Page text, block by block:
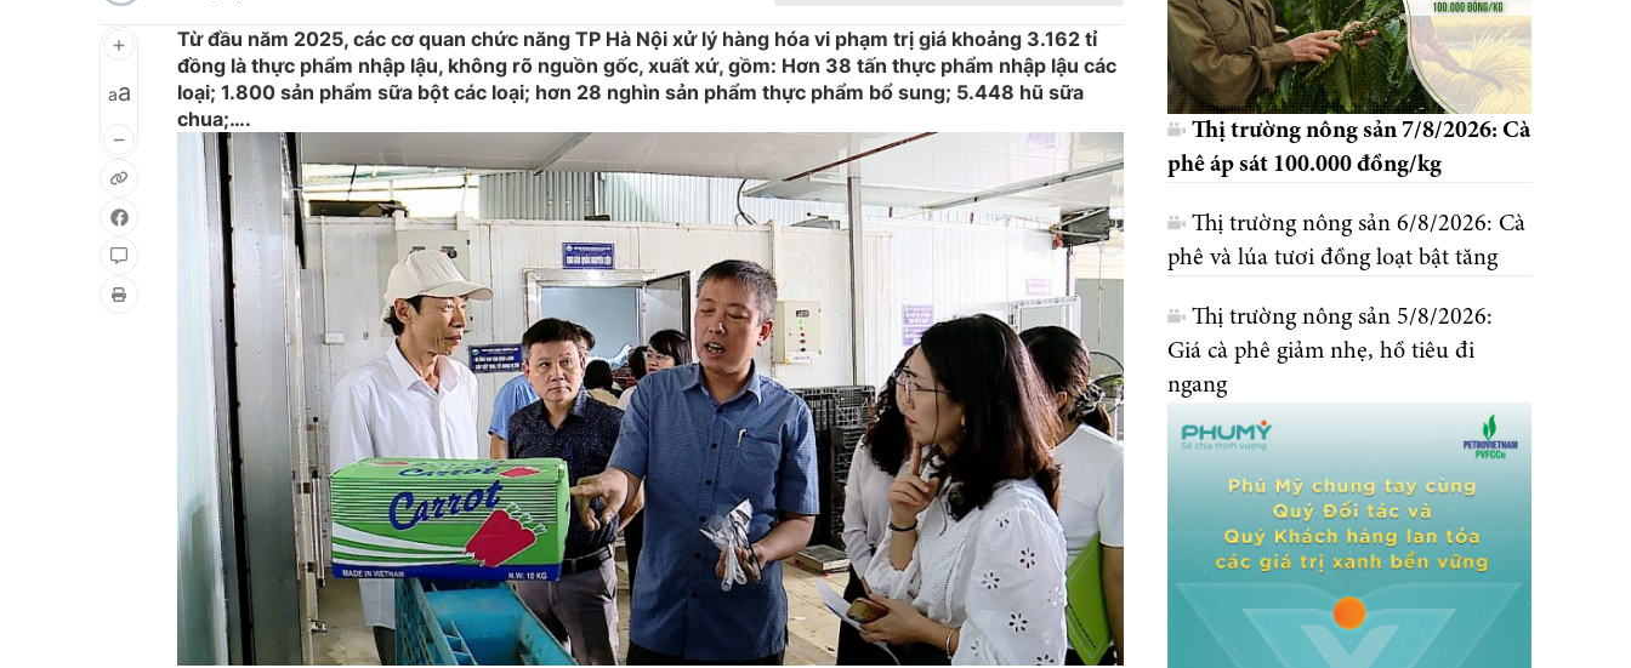
aa
Từ đầu năm 2025, các cơ quan chức năng TP Hà Nội xử lý hàng hóa vi phạm trị giá khoảng 3.162 tỉ
đồng là thực phẩm nhập lậu, không rõ nguồn gốc, xuất xứ, gồm: Hơn 38 tấn thực phẩm nhập lậu các
loại; 1.800 sản phẩm sữa bột các loại; hơn 28 nghìn sản phẩm thực phẩm bổ sung; 5.448 hũ sữa
chua;….
Thị trường nông sản 7/8/2026: Cà
phê áp sát 100.000 đồng/kg
Thị trường nông sản 6/8/2026: Cà
phê và lúa tươi đồng loạt bật tăng
Thị trường nông sản 5/8/2026:
Giá cà phê giảm nhẹ, hồ tiêu đi
ngang